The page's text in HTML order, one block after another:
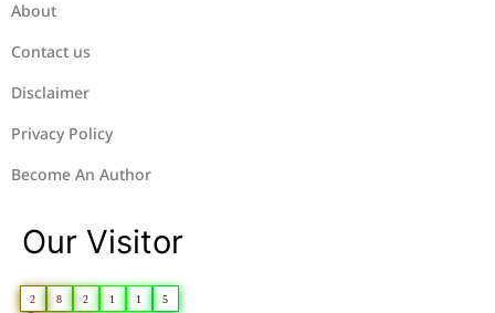
About
Contact us
Disclaimer
Privacy Policy
Become An Author
Our Visitor
2 8 2 1 1 5